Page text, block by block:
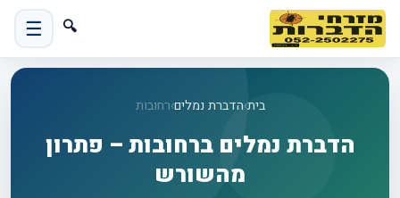
🔍
☰
בית›הדברת נמלים›רחובות
הדברת נמלים ברחובות – פתרון
מהשורש